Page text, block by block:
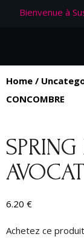
Bienvenue à
Home /
CONCOMBRE
6.20 €
Achetez ce